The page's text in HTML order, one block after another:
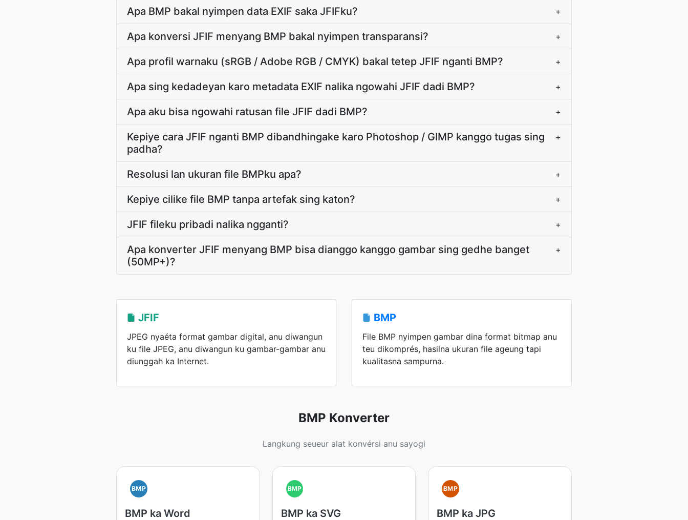
Apa BMP bakal nyimpen data EXIF saka JFIFku? +
Apa konversi JFIF menyang BMP bakal nyimpen transparansi? +
Apa profil warnaku (sRGB / Adobe RGB / CMYK) bakal tetep JFIF nganti BMP? +
Apa sing kedadeyan karo metadata EXIF nalika ngowahi JFIF dadi BMP? +
Apa aku bisa ngowahi ratusan file JFIF dadi BMP? +
Kepiye cara JFIF nganti BMP dibandhingake karo Photoshop / GIMP kanggo tugas sing
padha?
+
Resolusi lan ukuran file BMPku apa? +
Kepiye cilike file BMP tanpa artefak sing katon? +
JFIF fileku pribadi nalika ngganti? +
Apa konverter JFIF menyang BMP bisa dianggo kanggo gambar sing gedhe banget
(50MP+)?
+
JFIF
JPEG nyaéta format gambar digital, anu diwangun
ku file JPEG, anu diwangun ku gambar-gambar anu
diunggah ka Internet.
BMP
File BMP nyimpen gambar dina format bitmap anu
teu dikomprés, hasilna ukuran file ageung tapi
kualitasna sampurna.
BMP Konverter
Langkung seueur alat konvérsi anu sayogi
BMP
BMP ka Word
BMP
BMP ka SVG
BMP
BMP ka JPG